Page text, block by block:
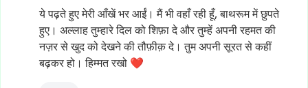
येपढ़तेहुएमेरीआँखेंभरआईं। मैंभीवहाँरहीहूँ, बाथरूममेंछुपते
हुए। अल्लाहतुम्हारेदिलकोशिफ़ादेऔरतुम्हेंअपनीरहमतकी
नज़रसेखुदकोदेखनेकीतौफ़ीक़दे। तुमअपनीसूरतसेकहीं
बढ़करहो। हिम्मतरखो ❤️